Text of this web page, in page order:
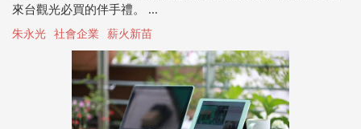
來台觀光必買的伴手禮。 ...
朱永光 社會企業 薪火新苗